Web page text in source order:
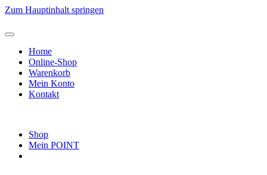
Zum Hauptinhalt springen
Home
Online-Shop
Warenkorb
Mein Konto
Kontakt
Shop
Mein POINT